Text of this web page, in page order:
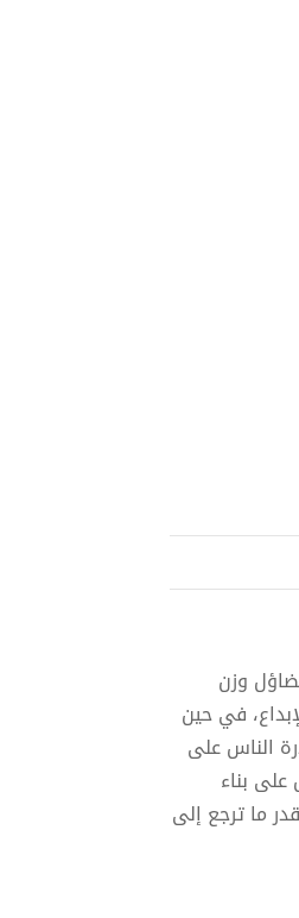
وزن
في حين
الناس على
بناء
ما ترجع إلى